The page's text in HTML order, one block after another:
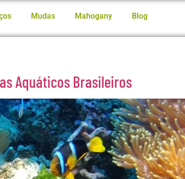
Mudas Mahogany Blog
Aquáticos Brasileiros